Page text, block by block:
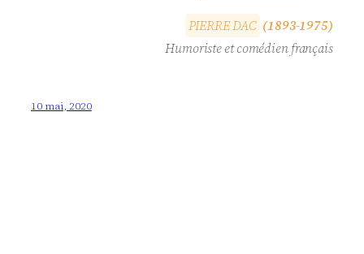
PIERREDAC (1893-1975)
Humoriste et comédien français
10 mai, 2020